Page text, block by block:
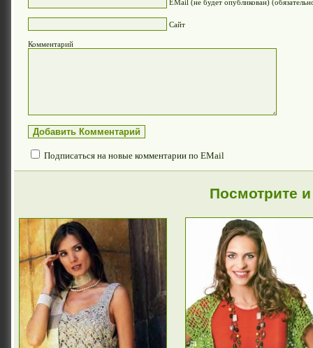
EMail (не будет опубликован)
Сайт
Комментарий
Подписаться на новые комментарии по EMail
Посмотрите